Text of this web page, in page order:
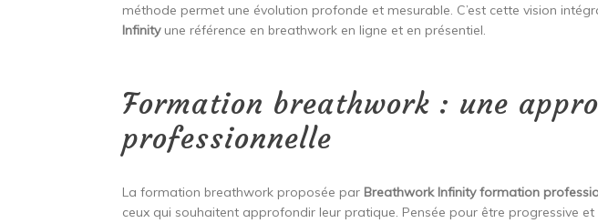
méthode permet une évolution profonde et mesurable. C’est cette vision
Infinityune référence en breathwork en ligne et en présentiel.
Formation breathwork : une
professionnelle
La formation breathwork proposée par Breathwork Infinity formation
ceux qui souhaitent approfondir leur pratique. Pensée pour être progressive et